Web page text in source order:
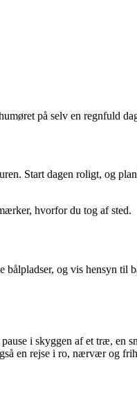
på selv en regnfuld
Start dagen roligt, og
hvorfor du tog af sted.
og vis hensyn
i skyggen af et træ, en
en rejse i ro, nærvær og